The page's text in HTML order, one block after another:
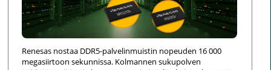
Renesas nostaa DDR5-palvelinmuistin nopeuden 16 000
megasiirtoon sekunnissa. Kolmannen sukupolven